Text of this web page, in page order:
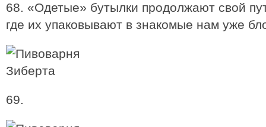
68. «Одетые» бутылки продолжают свой
где их упаковывают в знакомые нам уже
69.